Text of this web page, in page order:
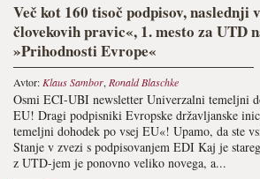
Več kot 160 tisoč podpisov, naslednji
človekovih pravic«, 1. mesto za UTD
»Prihodnosti Evrope«
Avtor: Klaus Sambor, Ronald Blaschke
Osmi ECI-UBI newsletter Univerzalni temeljni
EU! Dragi podpisniki Evropske državljanske
temeljni dohodek po vsej EU«! Upamo, da ste
Stanje v zvezi s podpisovanjem EDI Kaj je
z UTD-jem je ponovno veliko novega, a...